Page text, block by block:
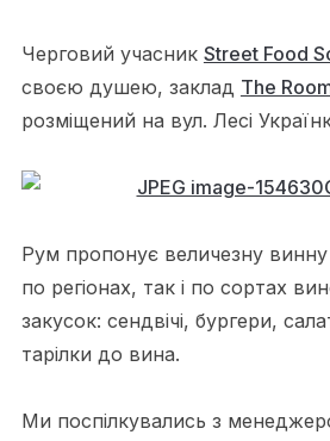
Черговий учасник Street Food
своєю душею, заклад The
розміщений на вул. Лесі
Рум пропонує величезну
по регіонах, так і по сортах
закусок: сендвічі, бургери,
тарілки до вина.
Ми поспілкувались з